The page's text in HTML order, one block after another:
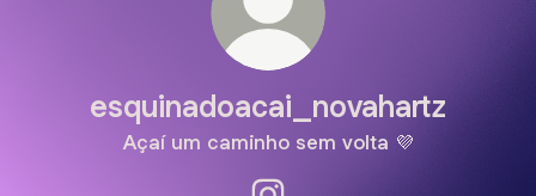
esquinadoacai_novahartz
Açaí um caminho sem volta 💜